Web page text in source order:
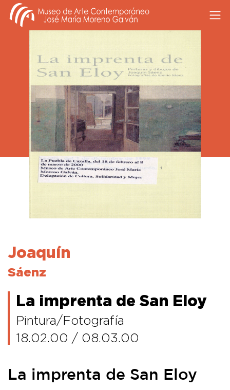
Joaquín
Sáenz
La imprenta de San Eloy
Pintura/Fotografía
18.02.00 / 08.03.00
La imprenta de San Eloy